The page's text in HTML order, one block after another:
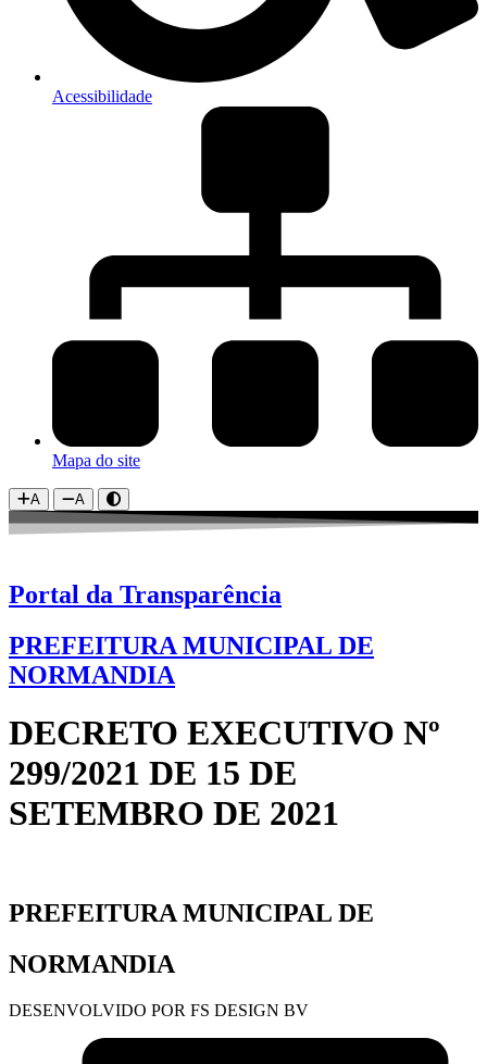
Acessibilidade
Mapa do site
A A
Portal da Transparência
PREFEITURA MUNICIPAL DE
NORMANDIA
DECRETO EXECUTIVO Nº
299/2021 DE 15 DE
SETEMBRO DE 2021
PREFEITURA MUNICIPAL DE
NORMANDIA
DESENVOLVIDO POR FS DESIGN BV